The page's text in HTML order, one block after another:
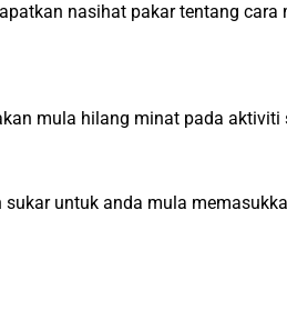
nasihat pakar tentang cara
mula hilang minat pada aktiviti
untuk anda mula